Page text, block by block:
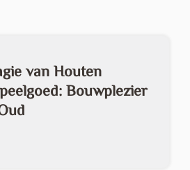
van Houten
Bouwplezier